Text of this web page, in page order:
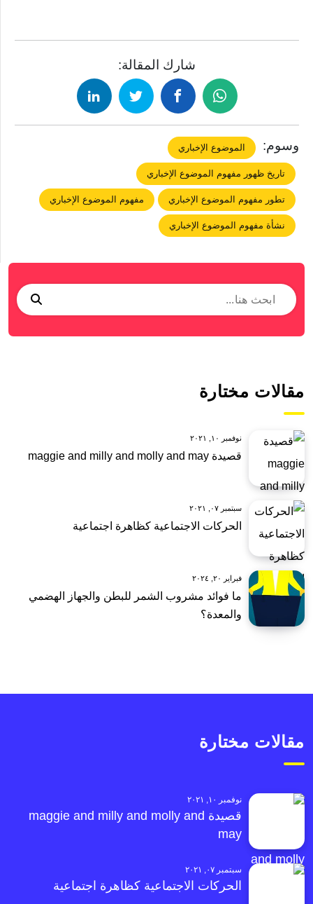
شارك المقالة:
وسوم: الموضوع الإخباري
تاريخ ظهور مفهوم الموضوع الإخباري
تطور مفهوم الموضوع الإخباري مفهوم الموضوع الإخباري
نشأة مفهوم الموضوع الإخباري
مقالات مختارة
نوفمبر ١٠, ٢٠٢١
قصيدة maggie and milly and molly and may
سبتمبر ٠٧, ٢٠٢١
الحركات الاجتماعية كظاهرة اجتماعية
فبراير ٢٠, ٢٠٢٤
ما فوائد مشروب الشمر للبطن والجهاز الهضمي
والمعدة؟
مقالات مختارة
نوفمبر ١٠, ٢٠٢١
قصيدة maggie and milly and molly and
may
سبتمبر ٠٧, ٢٠٢١
الحركات الاجتماعية كظاهرة اجتماعية